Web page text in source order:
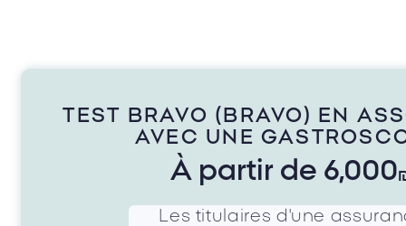
TEST BRAVO (BRAVO) EN
AVEC UNE
À partir de 6,000
Les titulaires d'une